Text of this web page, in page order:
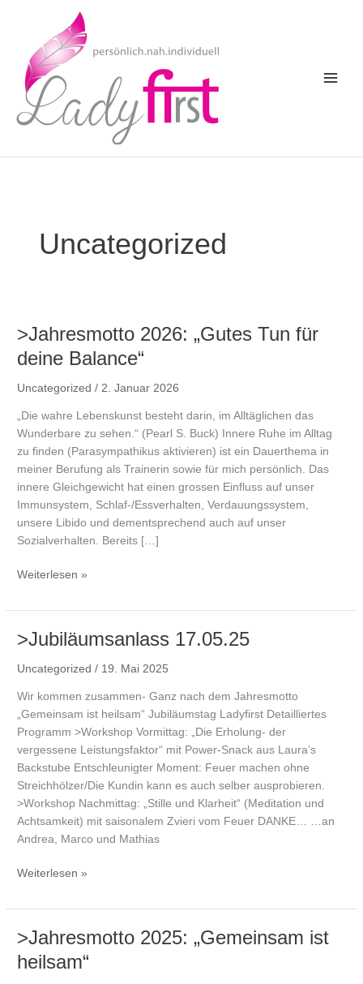
springen
Uncategorized
>Jahresmotto 2026: „Gutes Tun für
deine Balance“
Uncategorized / 2. Januar 2026
„Die wahre Lebenskunst besteht darin, im Alltäglichen das
Wunderbare zu sehen.“ (Pearl S. Buck) Innere Ruhe im Alltag
zu finden (Parasympathikus aktivieren) ist ein Dauerthema in
meiner Berufung als Trainerin sowie für mich persönlich. Das
innere Gleichgewicht hat einen grossen Einfluss auf unser
Immunsystem, Schlaf-/Essverhalten, Verdauungssystem,
unsere Libido und dementsprechend auch auf unser
Sozialverhalten. Bereits […]
>Jahresmotto
„Gutes
für
deine
Weiterlesen »
>Jubiläumsanlass 17.05.25
Uncategorized / 19. Mai 2025
Wir kommen zusammen- Ganz nach dem Jahresmotto
„Gemeinsam ist heilsam“ Jubiläumstag Ladyfirst Detailliertes
Programm >Workshop Vormittag: „Die Erholung- der
vergessene Leistungsfaktor“ mit Power-Snack aus Laura’s
Backstube Entschleunigter Moment: Feuer machen ohne
Streichhölzer/Die Kundin kann es auch selber ausprobieren.
>Workshop Nachmittag: „Stille und Klarheit“ (Meditation und
Achtsamkeit) mit saisonalem Zvieri vom Feuer DANKE… …an
Andrea, Marco und Mathias
>Jubiläumsanlass
Weiterlesen »
>Jahresmotto 2025: „Gemeinsam ist
heilsam“